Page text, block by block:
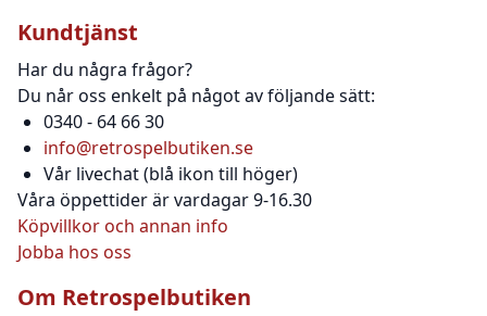
Kundtjänst
Har du några frågor?
Du når oss enkelt på något av följande sätt:
0340 - 64 66 30
info@retrospelbutiken.se
Vår livechat (blå ikon till höger)
Våra öppettider är vardagar 9-16.30
Köpvillkor och annan info
Jobba hos oss
Om Retrospelbutiken